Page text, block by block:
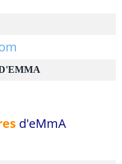
d'eMmA